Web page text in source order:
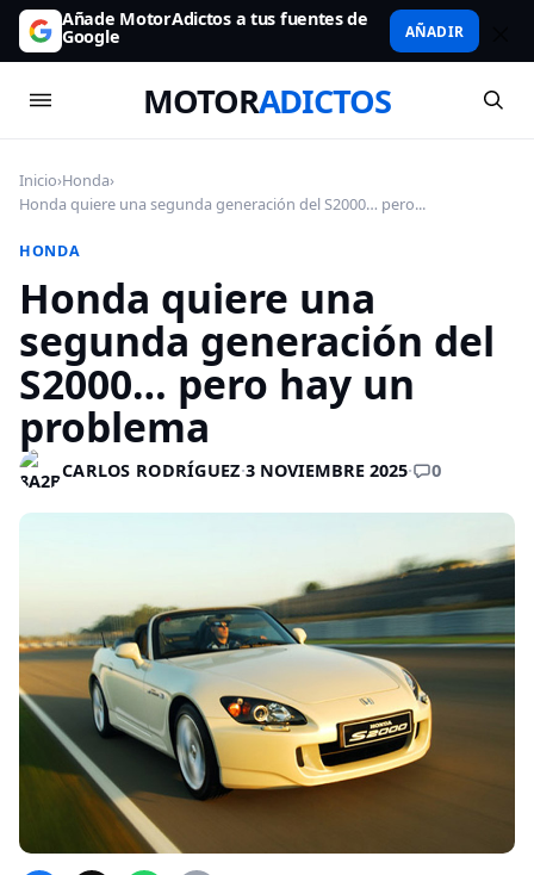
Añade MotorAdictos a tus fuentes de
Google AÑADIR
MOTORADICTOS
Inicio›Honda›
Honda quiere una segunda generación del S2000… pero...
HONDA
Honda quiere una
segunda generación del
S2000… pero hay un
problema
CARLOS RODRÍGUEZ·3 NOVIEMBRE 2025· 0